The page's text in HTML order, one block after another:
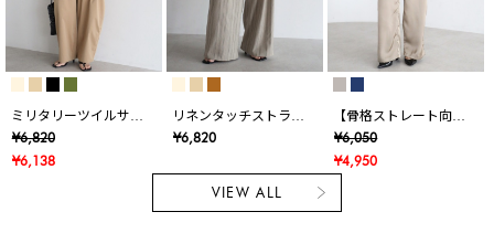
ミリタリーツイルサイ
ドタックコクーンパン
ツ
¥6,820
¥6,138
リネンタッチストライ
プタックワイドパンツ
¥6,820
【骨格ストレート向
け】サテンストレート
リラクシーパンツ
¥6,050
¥4,950
VIEW ALL